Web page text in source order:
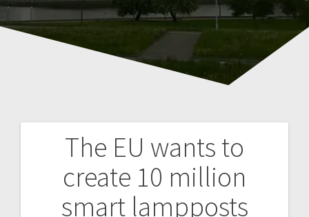
The EU wants to
create 10 million
smart lampposts
Навигация